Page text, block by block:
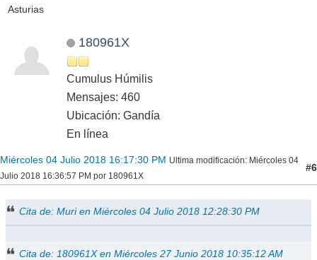
Asturias
180961X
Cumulus Húmilis
Mensajes: 460
Ubicación: Gandía
En línea
Miércoles 04 Julio 2018 16:17:30 PM Ultima modificación: Miércoles 04
Julio 2018 16:36:57 PM por 180961X
#6
Cita de: Muri en Miércoles 04 Julio 2018 12:28:30 PM
Cita de: 180961X en Miércoles 27 Junio 2018 10:35:12 AM